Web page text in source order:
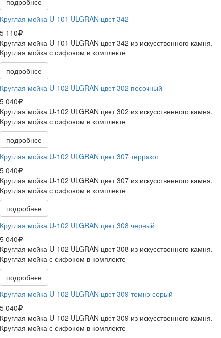
подробнее
Круглая мойка U-101 ULGRAN цвет 342
5 110
Круглая мойка U-101 ULGRAN цвет 342 из искусственного камня.
Круглая мойка с сифоном в комплекте
подробнее
Круглая мойка U-102 ULGRAN цвет 302 песочный
5 040
Круглая мойка U-102 ULGRAN цвет 302 из искусственного камня.
Круглая мойка с сифоном в комплекте
подробнее
Круглая мойка U-102 ULGRAN цвет 307 терракот
5 040
Круглая мойка U-102 ULGRAN цвет 307 из искусственного камня.
Круглая мойка с сифоном в комплекте
подробнее
Круглая мойка U-102 ULGRAN цвет 308 черный
5 040
Круглая мойка U-102 ULGRAN цвет 308 из искусственного камня.
Круглая мойка с сифоном в комплекте
подробнее
Круглая мойка U-102 ULGRAN цвет 309 темно серый
5 040
Круглая мойка U-102 ULGRAN цвет 309 из искусственного камня.
Круглая мойка с сифоном в комплекте